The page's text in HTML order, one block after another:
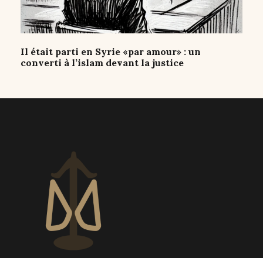
Il était parti en Syrie «par amour» : un
converti à l’islam devant la justice